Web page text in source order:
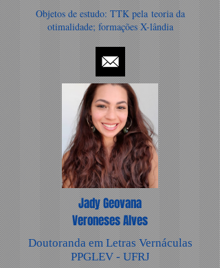
Objetos de estudo: TTK pela teoria da
otimalidade; formações X-lândia
Jady Geovana
Veroneses Alves
Doutoranda em Letras Vernáculas
PPGLEV - UFRJ